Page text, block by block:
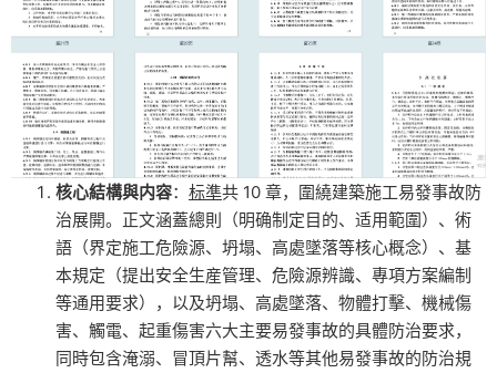
核心結構與内容： 标準共 10 章，圍繞建築施工易發事故防
治展開。正文涵蓋總則（明确制定目的、适用範圍）、術
語（界定施工危險源、坍塌、高處墜落等核心概念）、基
本規定（提出安全生産管理、危險源辨識、專項方案編制
等通用要求），以及坍塌、高處墜落、物體打擊、機械傷
害、觸電、起重傷害六大主要易發事故的具體防治要求，
同時包含淹溺、冒頂片幫、透水等其他易發事故的防治規